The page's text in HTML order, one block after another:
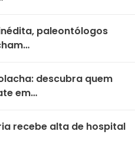
paleontólogos
descubra quem
em…
recebe alta de hospital